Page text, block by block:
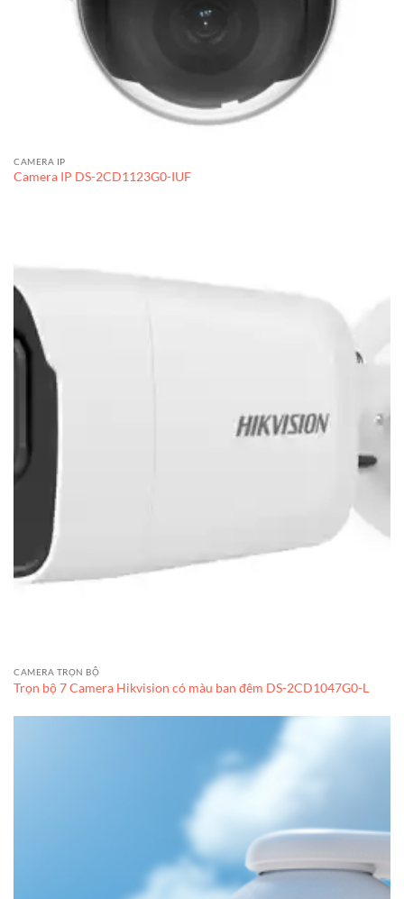
CAMERA IP
Camera IP DS-2CD1123G0-IUF
CAMERA TRỌN BỘ
Trọn bộ 7 Camera Hikvision có màu ban đêm DS-2CD1047G0-L